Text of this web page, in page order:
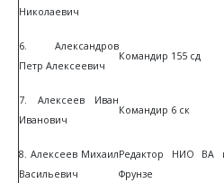
Николаевич
6. Александров
Петр Алексеевич
Командир 155 сд
7. Алексеев Иван
Иванович
Командир 6 ск
8. Алексеев Михаил
Васильевич
Редактор НИО ВА
Фрунзе